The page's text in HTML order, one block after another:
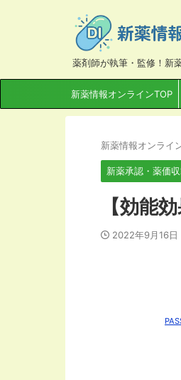
薬剤師が執筆・監修！新
新薬情報オンラインTOP
新薬情報オンライ
新薬承認・薬価
【効能
2022年9月16日